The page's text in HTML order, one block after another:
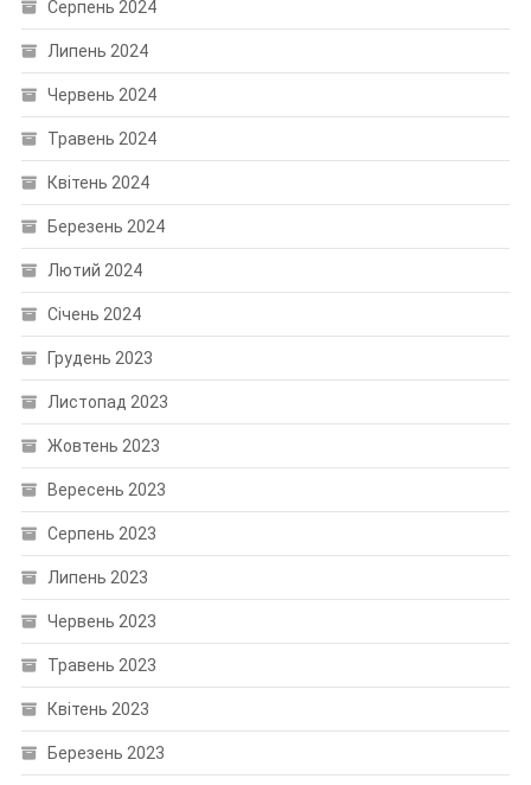
Серпень 2024
Липень 2024
Червень 2024
Травень 2024
Квітень 2024
Березень 2024
Лютий 2024
Січень 2024
Грудень 2023
Листопад 2023
Жовтень 2023
Вересень 2023
Серпень 2023
Липень 2023
Червень 2023
Травень 2023
Квітень 2023
Березень 2023